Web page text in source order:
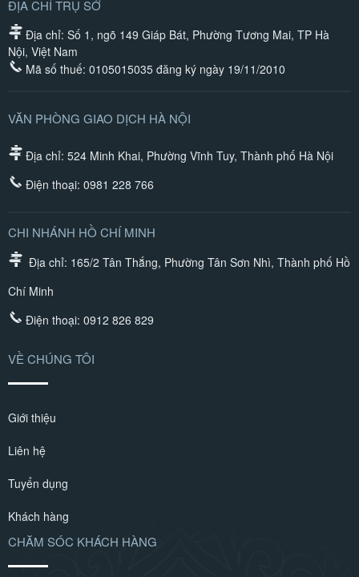
ĐỊA CHỈ TRỤ SỞ
Địa chỉ: Số 1, ngõ 149 Giáp Bát, Phường Tương Mai, TP Hà
Nội, Việt Nam
Mã số thuế: 0105015035 đăng ký ngày 19/11/2010
VĂN PHÒNG GIAO DỊCH HÀ NỘI
Địa chỉ: 524 Minh Khai, Phường Vĩnh Tuy, Thành phố Hà Nội
Điện thoại: 0981 228 766
CHI NHÁNH HỒ CHÍ MINH
Địa chỉ: 165/2 Tân Thắng, Phường Tân Sơn Nhì, Thành phố Hồ
Chí Minh
Điện thoại: 0912 826 829
VỀ CHÚNG TÔI
Giới thiệu
Liên hệ
Tuyển dụng
Khách hàng
CHĂM SÓC KHÁCH HÀNG